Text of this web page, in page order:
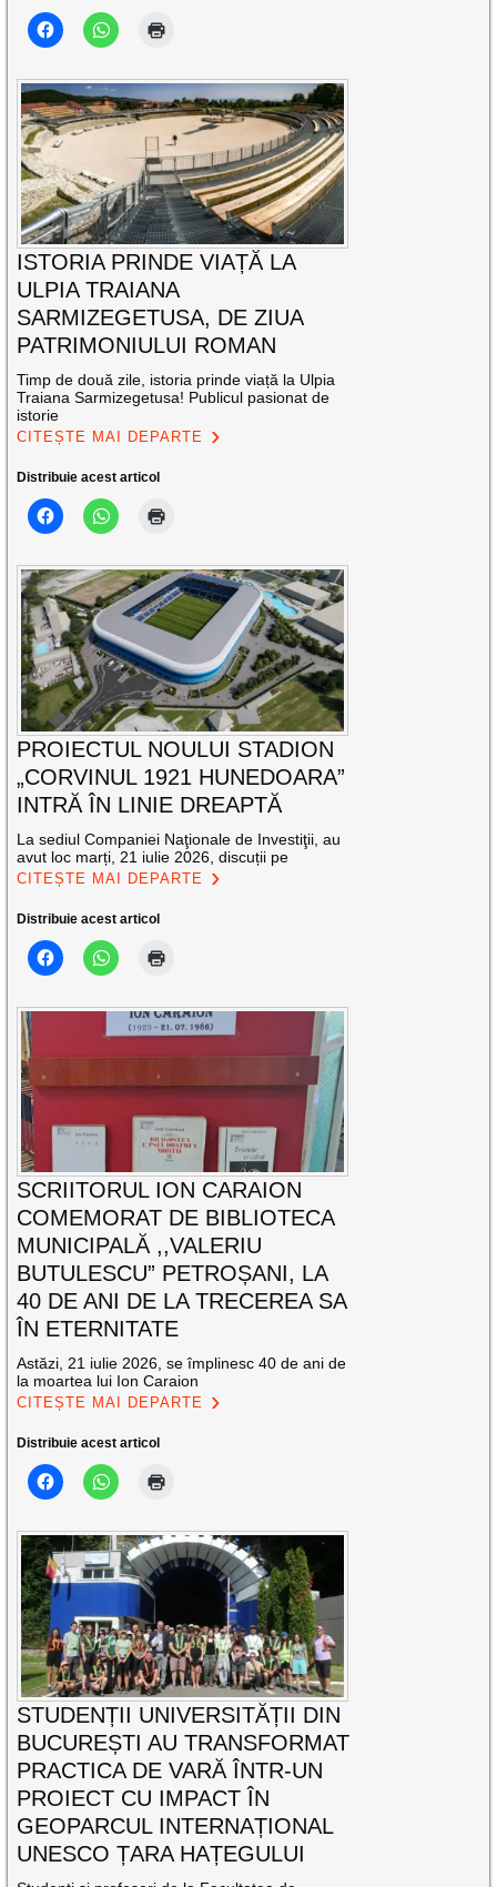
ISTORIA PRINDE VIAȚĂ LA
ULPIA TRAIANA
SARMIZEGETUSA, DE ZIUA
PATRIMONIULUI ROMAN
Timp de două zile, istoria prinde viață la Ulpia
Traiana Sarmizegetusa! Publicul pasionat de
istorie
CITEȘTE MAI DEPARTE
Distribuie acest articol
PROIECTUL NOULUI STADION
„CORVINUL 1921 HUNEDOARA”
INTRĂ ÎN LINIE DREAPTĂ
La sediul Companiei Naţionale de Investiţii, au
avut loc marți, 21 iulie 2026, discuții pe
CITEȘTE MAI DEPARTE
Distribuie acest articol
SCRIITORUL ION CARAION
COMEMORAT DE BIBLIOTECA
MUNICIPALĂ ,,VALERIU
BUTULESCU” PETROȘANI, LA
40 DE ANI DE LA TRECEREA SA
ÎN ETERNITATE
Astăzi, 21 iulie 2026, se împlinesc 40 de ani de
la moartea lui Ion Caraion
CITEȘTE MAI DEPARTE
Distribuie acest articol
STUDENȚII UNIVERSITĂȚII DIN
BUCUREȘTI AU TRANSFORMAT
PRACTICA DE VARĂ ÎNTR-UN
PROIECT CU IMPACT ÎN
GEOPARCUL INTERNAȚIONAL
UNESCO ȚARA HAȚEGULUI